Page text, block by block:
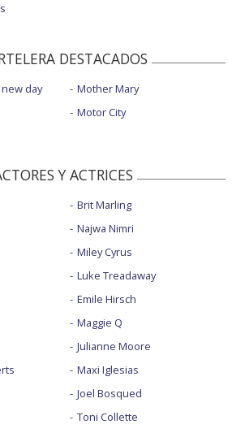
DESTACADOS
day
Mother Mary
Motor City
Y ACTRICES
Brit Marling
Najwa Nimri
Miley Cyrus
Luke Treadaway
Emile Hirsch
Maggie Q
Julianne Moore
Maxi Iglesias
Joel Bosqued
Toni Collette